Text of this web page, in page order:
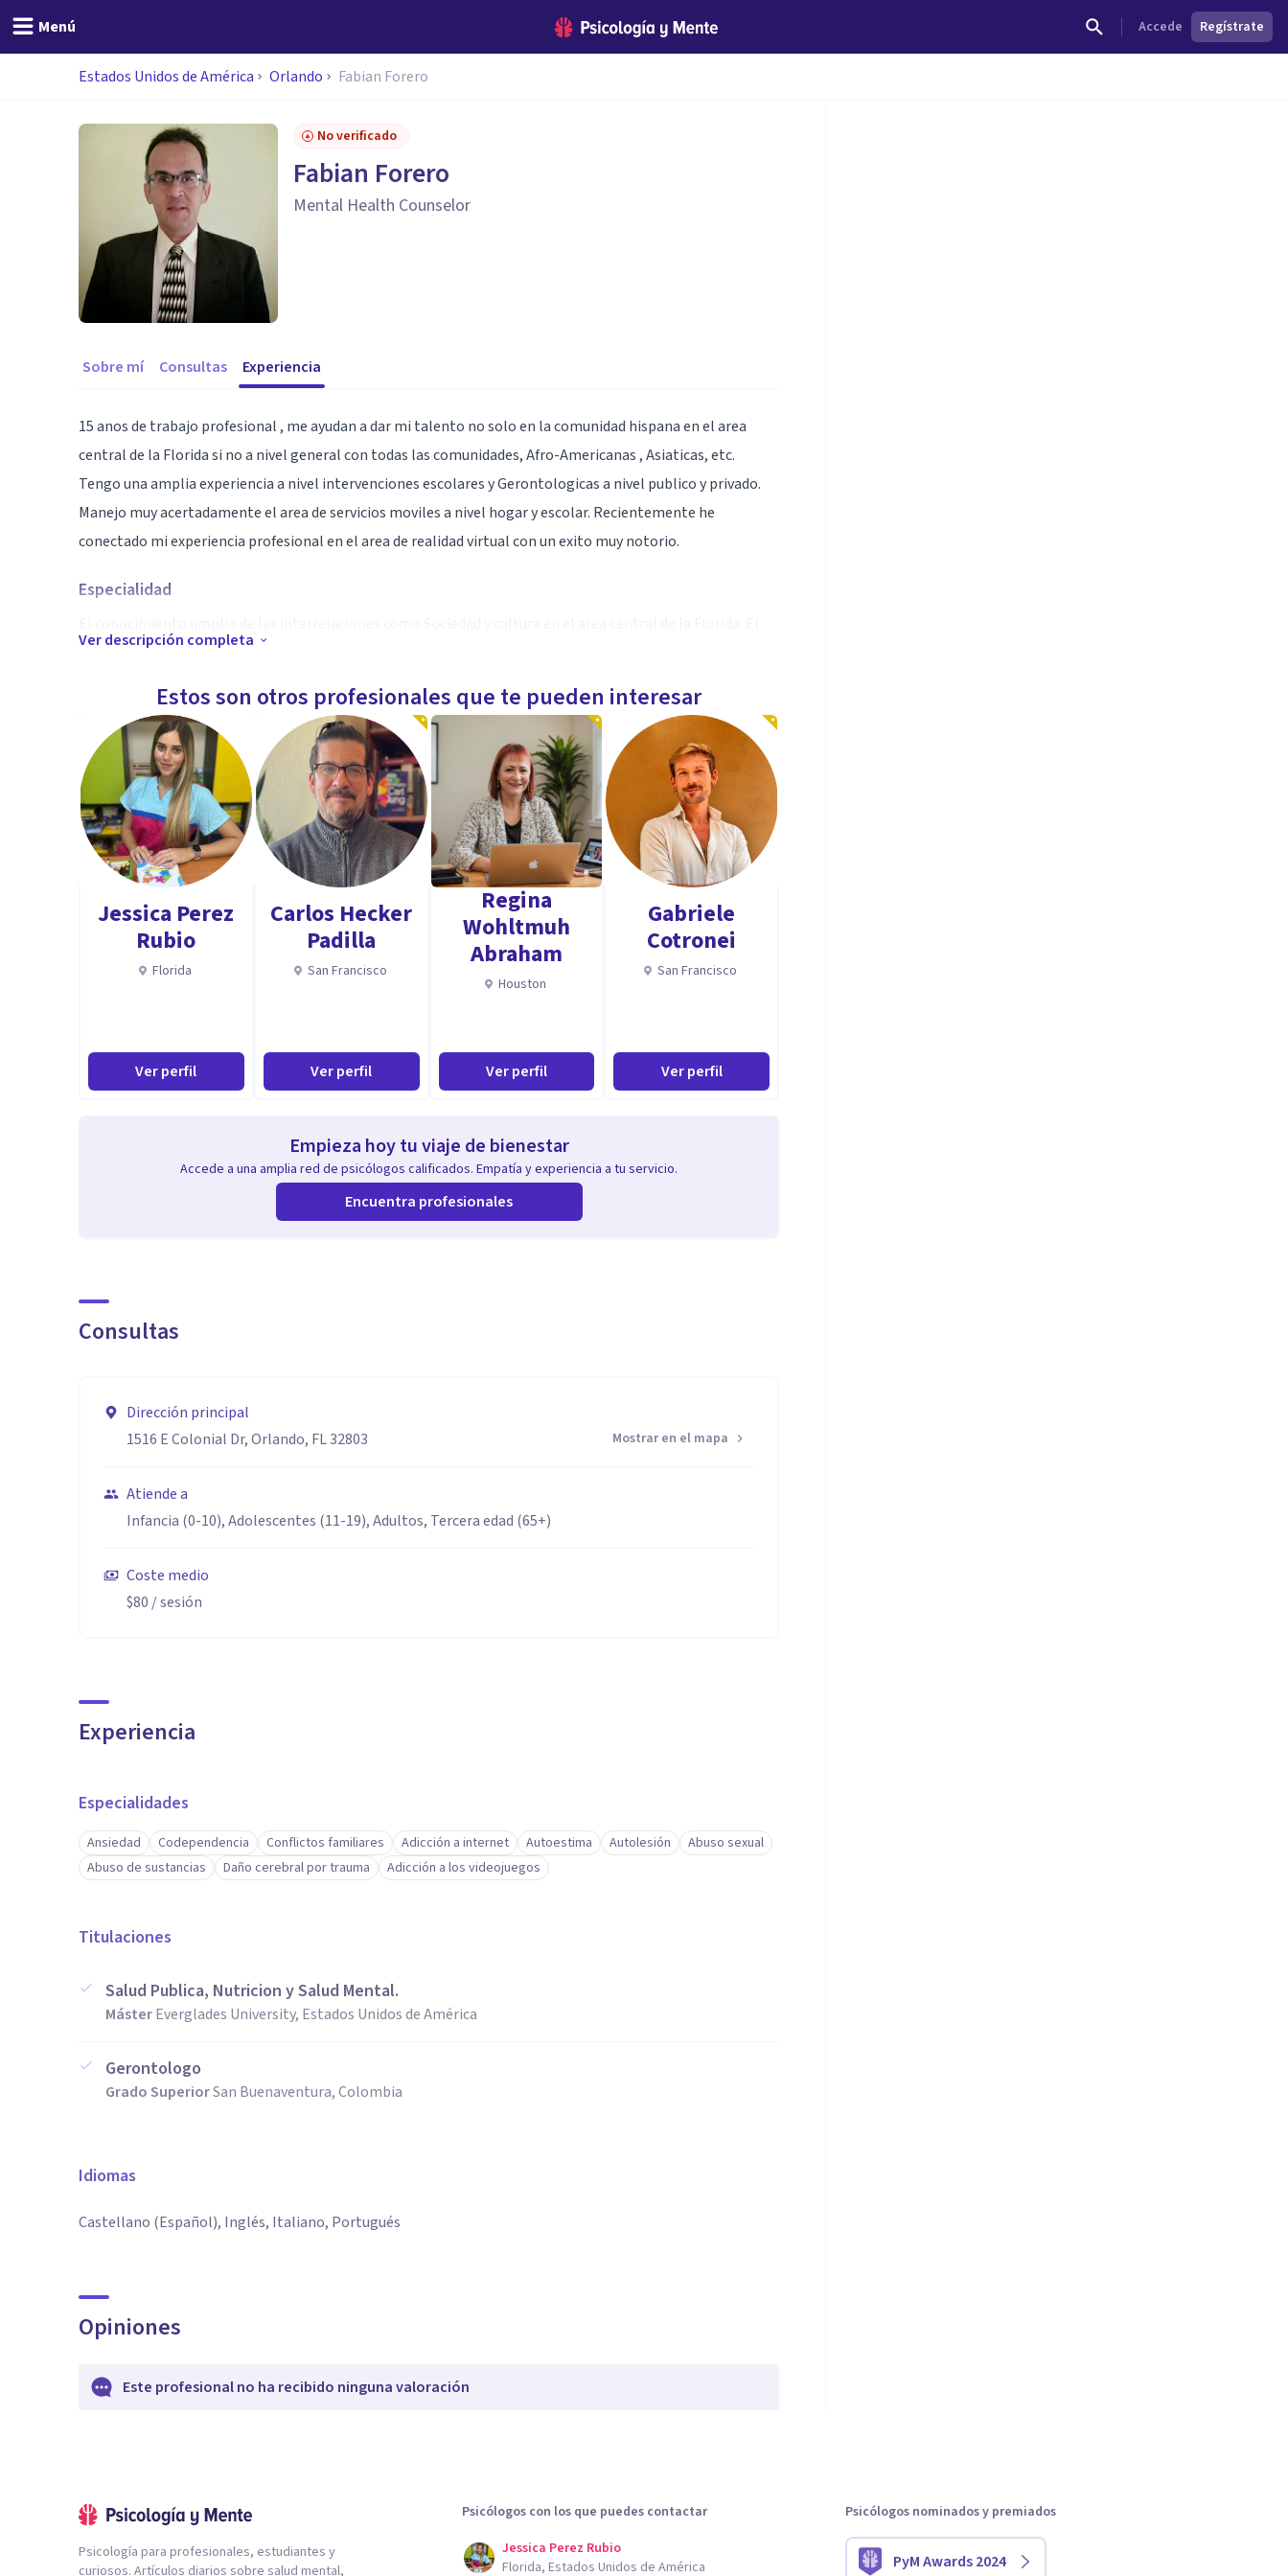
Menú Accede Regístrate
Estados Unidos de América Orlando Fabian Forero
No verificado
Fabian Forero
Mental Health Counselor
Sobre mí Consultas Experiencia
15 anos de trabajo profesional , me ayudan a dar mi talento no solo en la comunidad hispana en el area
central de la Florida si no a nivel general con todas las comunidades, Afro-Americanas , Asiaticas, etc.
Tengo una amplia experiencia a nivel intervenciones escolares y Gerontologicas a nivel publico y privado.
Manejo muy acertadamente el area de servicios moviles a nivel hogar y escolar. Recientemente he
conectado mi experiencia profesional en el area de realidad virtual con un exito muy notorio.
Especialidad
saber escuchar me ha caracterizado por ser un profesional asertivo.
Trauma, Drogadiccion, Alcoholismo, Sexualidad.
Ver descripción completa
Estos son otros profesionales que te pueden interesar
Jessica Perez
Rubio
Florida
Ver perfil
Carlos Hecker
Padilla
San Francisco
Ver perfil
Regina
Wohltmuh
Abraham
Houston
Ver perfil
Gabriele
Cotronei
San Francisco
Ver perfil
Empieza hoy tu viaje de bienestar
Accede a una amplia red de psicólogos calificados. Empatía y experiencia a tu servicio.
Encuentra profesionales
Consultas
Dirección principal
1516 E Colonial Dr, Orlando, FL 32803
Mostrar en el mapa
Atiende a
Infancia (0-10), Adolescentes (11-19), Adultos, Tercera edad (65+)
Coste medio
$80 / sesión
Experiencia
Especialidades
Ansiedad Codependencia Conflictos familiares Adicción a internet Autoestima Autolesión
Abuso sexual
Abuso de sustancias
Daño cerebral por trauma Adicción a los videojuegos
Titulaciones
Salud Publica, Nutricion y Salud Mental.
MásterEverglades University, Estados Unidos de América
Gerontologo
Grado SuperiorSan Buenaventura, Colombia
Idiomas
Castellano (Español), Inglés, Italiano, Portugués
Opiniones
Este profesional no ha recibido ninguna valoración
Psicología para profesionales, estudiantes y
curiosos. Artículos diarios sobre salud mental,
Psicólogos con los que puedes contactar
Jessica Perez Rubio
Florida, Estados Unidos de América
Psicólogos nominados y premiados
PyM Awards 2024